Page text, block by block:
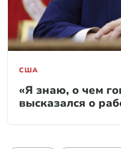
США
«Я знаю, о чем
высказался о